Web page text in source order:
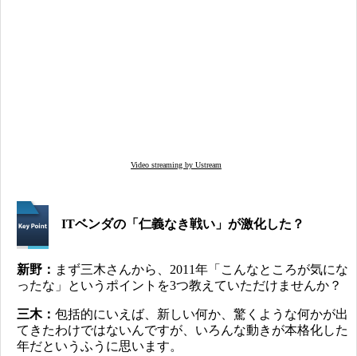
Video streaming by Ustream
ITベンダの「仁義なき戦い」が激化した？
新野： まず三木さんから、2011年「こんなところが気にな
ったな」というポイントを3つ教えていただけませんか？
三木： 包括的にいえば、新しい何か、驚くような何かが出
てきたわけではないんですが、いろんな動きが本格化した
年だというふうに思います。